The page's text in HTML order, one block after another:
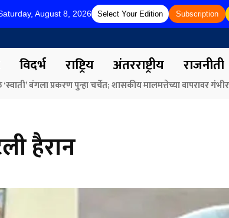
August 8, 2026 Select Your Edition Subscription
विदर्भ राष्ट्रिय अंतरराष्ट्रीय राजनीती
बंगला प्रकरण पुन्हा चर्चेत; शासकीय मालमत्तेच्या वापरावर गंभीर
मंत्री नितीन गडकरी यांच्या हस्ते ‘मंथन4युवा’च्या पोस्टरचे अनावरण
हैरान